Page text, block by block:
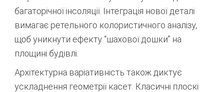
багаторічної інсоляції. Інтеграція нової деталі
вимагає ретельного колористичного аналізу,
щоб уникнути ефекту “шахової дошки” на
площині будівлі.
Архітектурна варіативність також диктує
ускладнення геометрії касет. Класичні плоскі